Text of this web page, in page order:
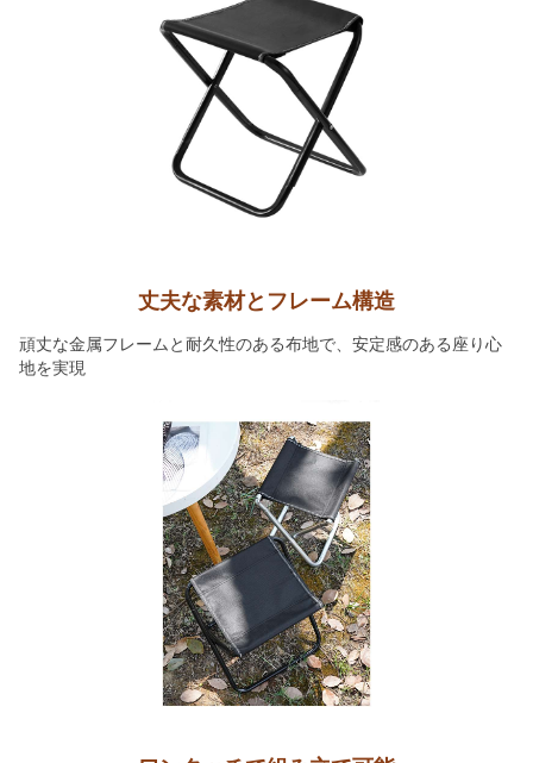
丈夫な素材とフレーム構造
頑丈な金属フレームと耐久性のある布地で、安定感のある座り心
地を実現